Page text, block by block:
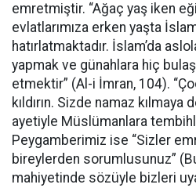
emretmiştir. “Ağaç yaş iken
evlatlarımıza erken yaşta
hatırlatmaktadır. İslam’da
yapmak ve günahlara hiç
etmektir” (Al-i İmran, 104).
kıldırın. Sizde namaz kılmaya
ayetiyle Müslümanlara
Peygamberimiz ise “Sizler
bireylerden sorumlusunuz”
mahiyetinde sözüyle bizleri